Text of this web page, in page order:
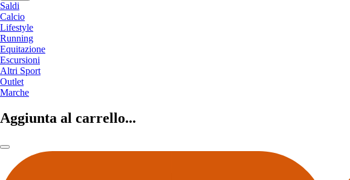
Saldi
Calcio
Lifestyle
Running
Equitazione
Escursioni
Altri Sport
Outlet
Marche
Aggiunta al carrello...